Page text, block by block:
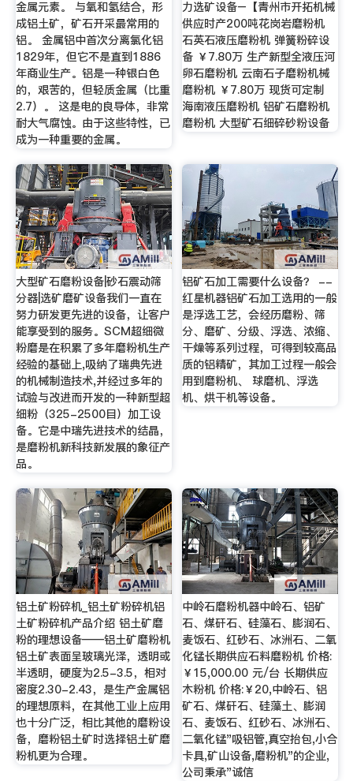
金属元素。 与氧和氢结合，形
成铝土矿，矿石开采最常用的
铝。 金属铝中首次分离氯化铝
1829年，但它不是直到1886
年商业生产。铝是一种银白色
的，艰苦的，但轻质金属（比重
2.7）。 这是电的良导体，非常
耐大气腐蚀。由于这些特性，已
成为一种重要的金属。
力选矿设备–【青州市开拓机械
供应时产200吨花岗岩磨粉机
石英石液压磨粉机 弹簧粉碎设
备 ￥7.80万 生产新型全液压河
卵石磨粉机 云南石子磨粉机械
磨粉机 ￥7.80万 现货可定制
海南液压磨粉机 铝矿石磨粉机
磨粉机 大型矿石细碎砂粉设备
大型矿石磨粉设备|砂石震动筛
分器|选矿磨矿设备我们一直在
努力研发更先进的设备，让客户
能享受到的服务。SCM超细微
粉磨是在积累了多年磨粉机生产
经验的基础上,吸纳了瑞典先进
的机械制造技术,并经过多年的
试验与改进而开发的一种新型超
细粉（325-2500目）加工设
备。它是中瑞先进技术的结晶，
是磨粉机新科技新发展的象征产
品。
铝矿石加工需要什么设备？ --
红星机器铝矿石加工选用的一般
是浮选工艺，会经历磨粉、筛
分、磨矿、分级、浮选、浓缩、
干燥等系列过程，可得到较高品
质的铝精矿，其加工过程一般会
用到磨粉机、 球磨机、浮选
机、烘干机等设备。
铝土矿粉碎机_铝土矿粉碎机铝
土矿粉碎机产品介绍 铝土矿磨
粉的理想设备——铝土矿磨粉机
铝土矿表面呈玻璃光泽，透明或
半透明，硬度为2.5-3.5，相对
密度2.30-2.43，是生产金属铝
的理想原料，在其他工业上应用
也十分广泛，相比其他的磨粉设
备，磨粉铝土矿时选择铝土矿磨
粉机更为合理。
中岭石磨粉机器中岭石、铝矿
石、煤矸石、硅藻石、膨润石、
麦饭石、红砂石、冰洲石、二氧
化锰长期供应石料磨粉机 价格:
￥15,000.00 元/台 长期供应
木粉机 价格:￥20,中岭石、铝
矿石、煤矸石、硅藻土、膨润
石、麦饭石、红砂石、冰洲石、
二氧化锰"吸铝管,真空抬包,小合
卡具,矿山设备,磨粉机"的企业,
公司秉承"诚信